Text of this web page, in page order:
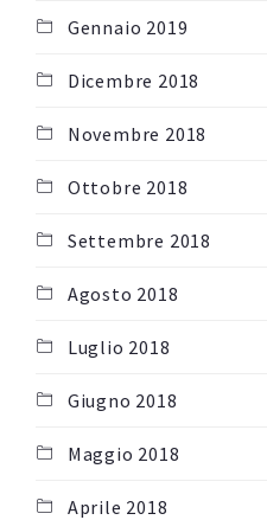
Gennaio 2019
Dicembre 2018
Novembre 2018
Ottobre 2018
Settembre 2018
Agosto 2018
Luglio 2018
Giugno 2018
Maggio 2018
Aprile 2018